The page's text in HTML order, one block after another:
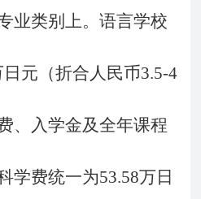
业类别上。语言学校
日元（折合人民币3.5-4
、入学金及全年课程
学费统一为53.58万日